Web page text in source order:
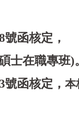
號函核定，
在職專班)
號函核定， 本